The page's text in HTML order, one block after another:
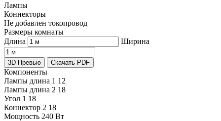
Лампы
Коннекторы
Не добавлен токопровод
Размеры комнаты
Длина
Ширина
3D Превью Скачать PDF
Компоненты
Лампы длина 1 12
Лампы длина 2 18
Угол 1 18
Коннектор 2 18
Мощность 240 Вт